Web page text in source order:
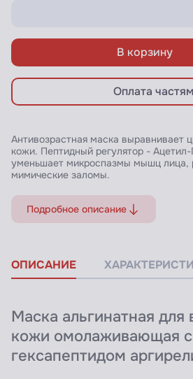
В корзину
Оплата
Антивозрастная маска выравнивает
кожи. Пептидный регулятор -
уменьшает микроспазмы мышц лица,
мимические заломы.
Подробное описание
ОПИСАНИЕ
Маска альгинатная для
кожи омолаживающая с
гексапептидом